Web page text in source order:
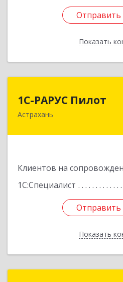
Отправить
Показать
Отправить
Назад
1С-РАРУС Пилот
Астрахань
Клиентов на
1С:Специалист
Отправить
Показать
Отправить
Назад